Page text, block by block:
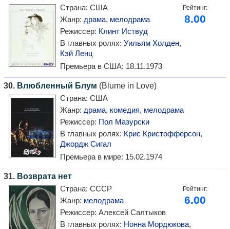
Рейтинг:
8.00
Страна: США
Жанр: драма, мелодрама
Режиссер: Клинт Иствуд
В главных ролях: Уильям Холден,
Кэй Ленц
Премьера в США: 18.11.1973
30. Влюбленный Блум (Blume in Love)
Страна: США
Жанр: драма, комедия, мелодрама
Режиссер: Пол Мазурски
В главных ролях: Крис Кристофферсон,
Джордж Сигал
Премьера в мире: 15.02.1974
31. Возврата нет
Рейтинг:
6.00
Страна: СССР
Жанр: мелодрама
Режиссер: Алексей Салтыков
В главных ролях: Нонна Мордюкова,